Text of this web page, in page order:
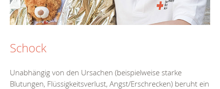
Schock
Unabhängig von den Ursachen (beispielweise starke
Blutungen, Flüssigkeitsverlust, Angst/Erschrecken) beruht ein